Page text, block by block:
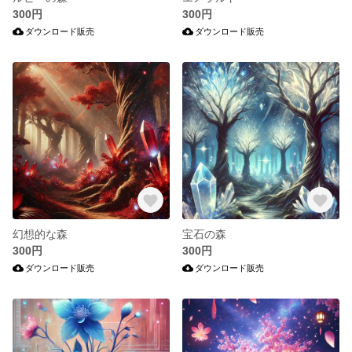
300円
ダウンロード販売
300円
ダウンロード販売
幻想的な森
300円
ダウンロード販売
宝石の森
300円
ダウンロード販売